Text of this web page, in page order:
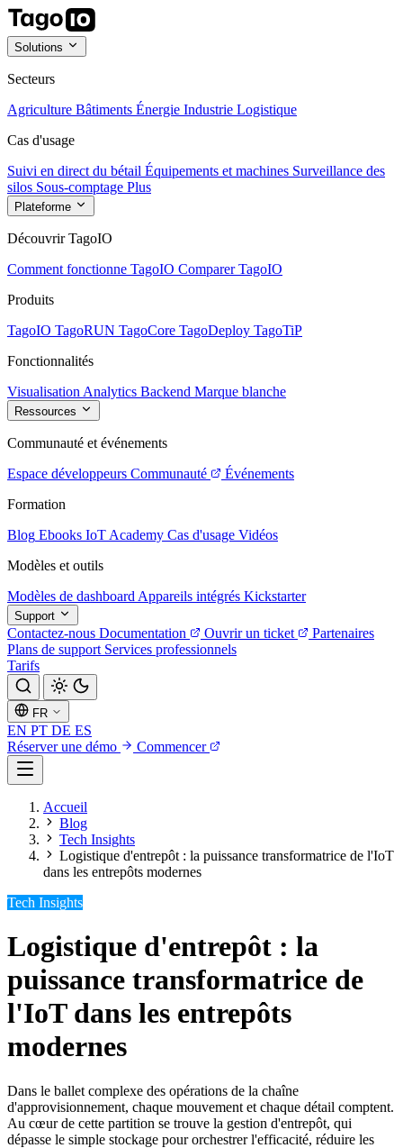
Solutions
Secteurs
Agriculture Bâtiments Énergie Industrie Logistique
Cas d'usage
Suivi en direct du bétail Équipements et machines Surveillance des
silos Sous-comptage Plus
Plateforme
Découvrir TagoIO
Comment fonctionne TagoIO Comparer TagoIO
Produits
TagoIO TagoRUN TagoCore TagoDeploy TagoTiP
Fonctionnalités
Visualisation Analytics Backend Marque blanche
Ressources
Communauté et événements
Espace développeurs Communauté
Événements
Formation
Blog Ebooks IoT Academy Cas d'usage Vidéos
Modèles et outils
Modèles de dashboard Appareils intégrés Kickstarter
Support
Contactez-nous Documentation Ouvrir un ticket
Partenaires
Plans de support Services professionnels
Tarifs
FR
EN PT DE ES
Réserver une démo
Commencer
Accueil
Blog
Tech Insights
Logistique d'entrepôt : la puissance transformatrice de l'IoT
dans les entrepôts modernes
Tech Insights
Logistique d'entrepôt : la
puissance transformatrice de
l'IoT dans les entrepôts
modernes
Dans le ballet complexe des opérations de la chaîne
d'approvisionnement, chaque mouvement et chaque détail comptent.
Au cœur de cette partition se trouve la gestion d'entrepôt, qui
dépasse le simple stockage pour orchestrer l'efficacité, réduire les